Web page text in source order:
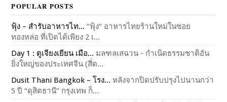
POPULAR POSTS
ฟุ้ง – สำรับอาหารไท... “ฟุ้ง” อาหารไทยร้านใหม่ในซอย
ทองหล่อ ที่เปิดได้เพียง 2 เ...
Day 1 : ตูเจียงเยียน เมือ... มลฑลเสฉวน - กำเนิดธรรมชาติอัน
ยิ่งใหญ่ของประเทศจีน (สี่ด...
Dusit Thani Bangkok – โรง... หลังจากปิดปรับปรุงไปนานกว่า
5 ปี “ดุสิตธานี” กรุงเทพ ก็...